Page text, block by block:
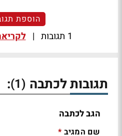
הוספת
1 תגובות |
תגובות לכתבה (1)
:
הגב לכתבה
שם המגיב *